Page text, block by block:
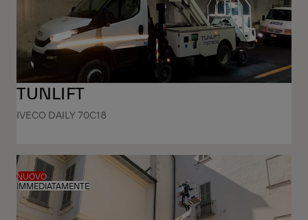
TUNLIFT
IVECO DAILY 70C18
NUOVO
IMMEDIATAMENTE